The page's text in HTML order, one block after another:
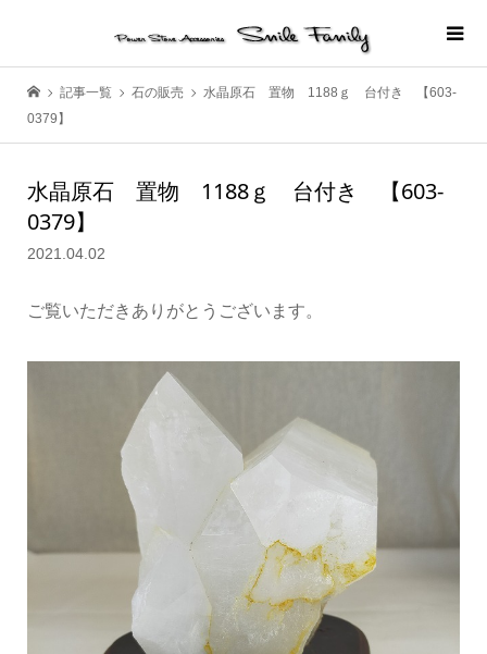
記事一覧 石の販売
水晶原石 置物 1188ｇ 台付き 【603-
0379】
水晶原石 置物 1188ｇ 台付き 【603-
0379】
2021.04.02
ご覧いただきありがとうございます。